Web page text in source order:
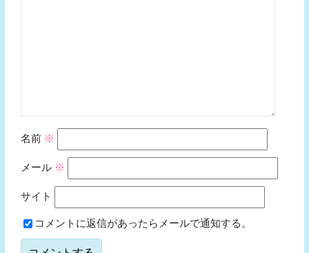
名前 ※
メール ※
サイト
コメントに返信があったらメールで通知する。